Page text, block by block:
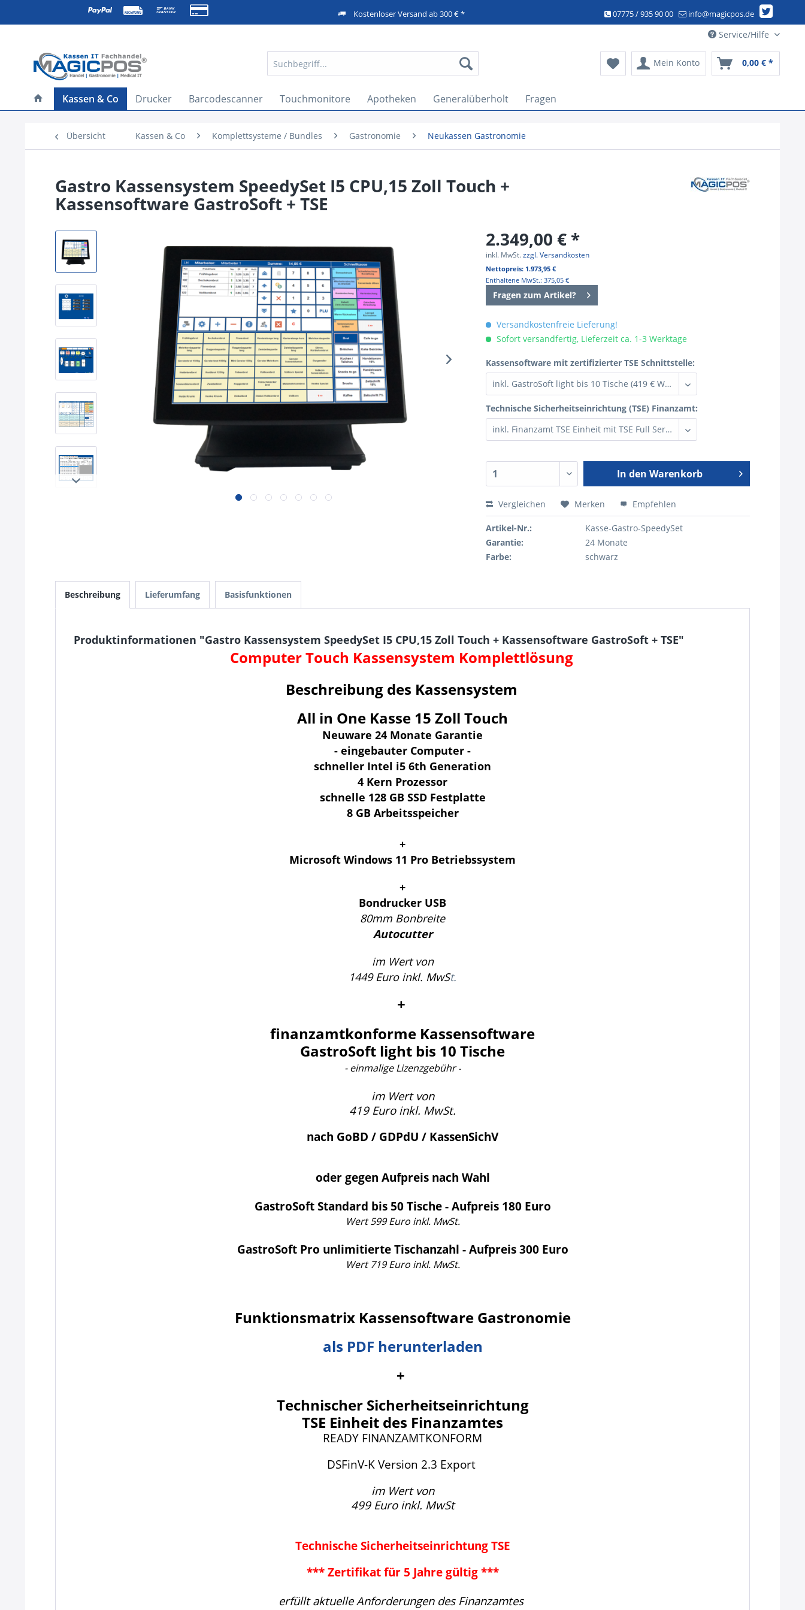
Kostenloser Versand ab 300 € * 07775 / 935 90 00 info@magicpos.de
Service/Hilfe
Mein Konto 0,00 € *
Kassen & Co Drucker Barcodescanner Touchmonitore Apotheken Generalüberholt Fragen
Übersicht Kassen & Co Komplettsysteme / Bundles Gastronomie Neukassen Gastronomie
Gastro Kassensystem SpeedySet I5 CPU,15 Zoll Touch +
Kassensoftware GastroSoft + TSE
2.349,00 € *
inkl. MwSt.zzgl. Versandkosten
Nettopreis: 1.973,95 €
Enthaltene MwSt.: 375,05 €
Fragen zum Artikel?
Versandkostenfreie Lieferung!
Sofort versandfertig, Lieferzeit ca. 1-3 Werktage
Kassensoftware mit zertifizierter TSE Schnittstelle:
Technische Sicherheitseinrichtung (TSE) Finanzamt:
In den Warenkorb
Vergleichen Merken Empfehlen
Artikel-Nr.:
Kasse-Gastro-SpeedySet
Garantie:
24 Monate
Farbe:
schwarz
Beschreibung Lieferumfang Basisfunktionen
Produktinformationen "Gastro Kassensystem SpeedySet I5 CPU,15 Zoll Touch + Kassensoftware GastroSoft + TSE"
Computer Touch Kassensystem Komplettlösung
Beschreibung des Kassensystem
All in One Kasse 15 Zoll Touch
Neuware 24 Monate Garantie
- eingebauter Computer -
schneller Intel i5 6th Generation
4 Kern Prozessor
schnelle 128 GB SSD Festplatte
8 GB Arbeitsspeicher
+
Microsoft Windows 11 Pro Betriebssystem
+
Bondrucker USB
80mm Bonbreite
Autocutter
im Wert von
1449 Euro inkl. MwSt.
+
finanzamtkonforme Kassensoftware
GastroSoft light bis 10 Tische
- einmalige Lizenzgebühr-
im Wert von
419 Euro inkl. MwSt.
nach GoBD / GDPdU / KassenSichV
oder gegen Aufpreis nach Wahl
GastroSoft Standard bis 50 Tische - Aufpreis 180 Euro
Wert 599 Euro inkl. MwSt.
GastroSoft Pro unlimitierte Tischanzahl - Aufpreis 300 Euro
Wert 719 Euro inkl. MwSt.
Funktionsmatrix Kassensoftware Gastronomie
als PDF herunterladen
+
Technischer Sicherheitseinrichtung
TSE Einheit des Finanzamtes
READY FINANZAMTKONFORM
DSFinV-K Version 2.3 Export
im Wert von
499 Euro inkl. MwSt
Technische Sicherheitseinrichtung TSE
*** Zertifikat für 5 Jahre gültig ***
erfüllt aktuelle Anforderungen des Finanzamtes